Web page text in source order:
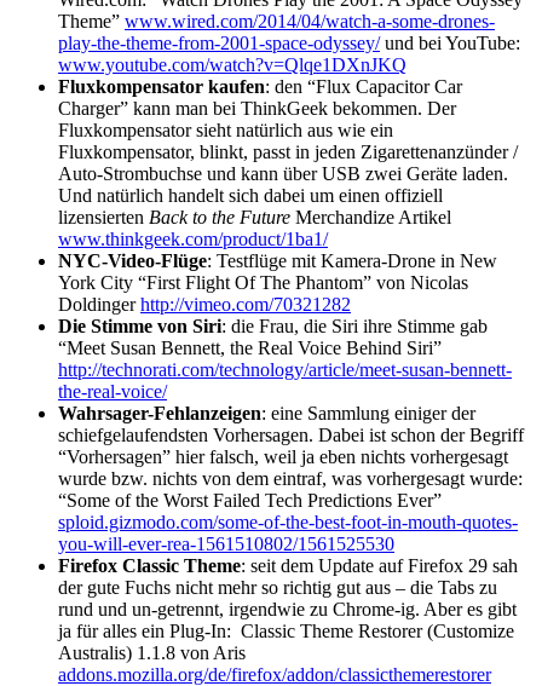
Theme” www.wired.com/2014/04/watch-a-some-drones-
play-the-theme-from-2001-space-odyssey/und bei YouTube:
www.youtube.com/watch?v=Qlqe1DXnJKQ
Fluxkompensator kaufen: den “Flux Capacitor Car
Charger” kann man bei ThinkGeek bekommen. Der
Fluxkompensator sieht natürlich aus wie ein
Fluxkompensator, blinkt, passt in jeden Zigarettenanzünder /
Auto-Strombuchse und kann über USB zwei Geräte laden.
Und natürlich handelt sich dabei um einen offiziell
lizensierten Back to the Future Merchandize Artikel
www.thinkgeek.com/product/1ba1/
NYC-Video-Flüge: Testflüge mit Kamera-Drone in New
York City “First Flight Of The Phantom” von Nicolas
Doldingerhttp://vimeo.com/70321282
Die Stimme von Siri: die Frau, die Siri ihre Stimme gab
“Meet Susan Bennett, the Real Voice Behind Siri”
http://technorati.com/technology/article/meet-susan-bennett-
the-real-voice/
Wahrsager-Fehlanzeigen: eine Sammlung einiger der
schiefgelaufendsten Vorhersagen. Dabei ist schon der Begriff
“Vorhersagen” hier falsch, weil ja eben nichts vorhergesagt
wurde bzw. nichts von dem eintraf, was vorhergesagt wurde:
“Some of the Worst Failed Tech Predictions Ever”
sploid.gizmodo.com/some-of-the-best-foot-in-mouth-quotes-
you-will-ever-rea-1561510802/1561525530
Firefox Classic Theme: seit dem Update auf Firefox 29 sah
der gute Fuchs nicht mehr so richtig gut aus – die Tabs zu
rund und un-getrennt, irgendwie zu Chrome-ig. Aber es gibt
ja für alles ein Plug-In: Classic Theme Restorer (Customize
Australis) 1.1.8 von Aris
addons.mozilla.org/de/firefox/addon/classicthemerestorer